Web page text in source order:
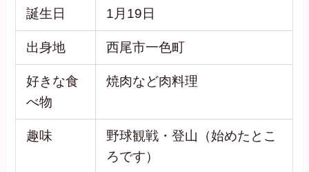
誕生日 1月19日
出身地 西尾市一色町
好きな食
べ物
焼肉など肉料理
趣味
野球観戦・登山（始めたとこ
ろです）